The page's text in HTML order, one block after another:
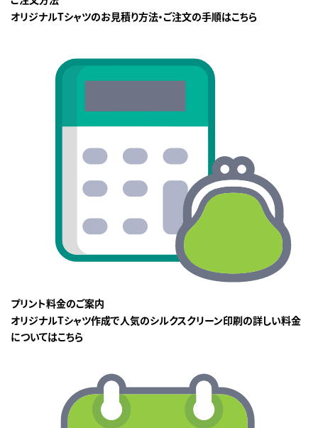
オリジナルTシャツのお見積り方法・ご注文の手順はこちら
プリント料金のご案内
オリジナルTシャツ作成で人気のシルクスクリーン印刷の詳しい料金
についてはこちら